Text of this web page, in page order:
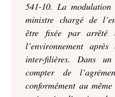
541-10. La
ministre chargé de
être fixée par arrêté
l’environnement
inter-filières. Dans
compter de
conformément au